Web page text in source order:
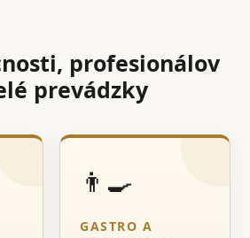
profesionálov
prevádzky
👨‍🍳
GASTRO A